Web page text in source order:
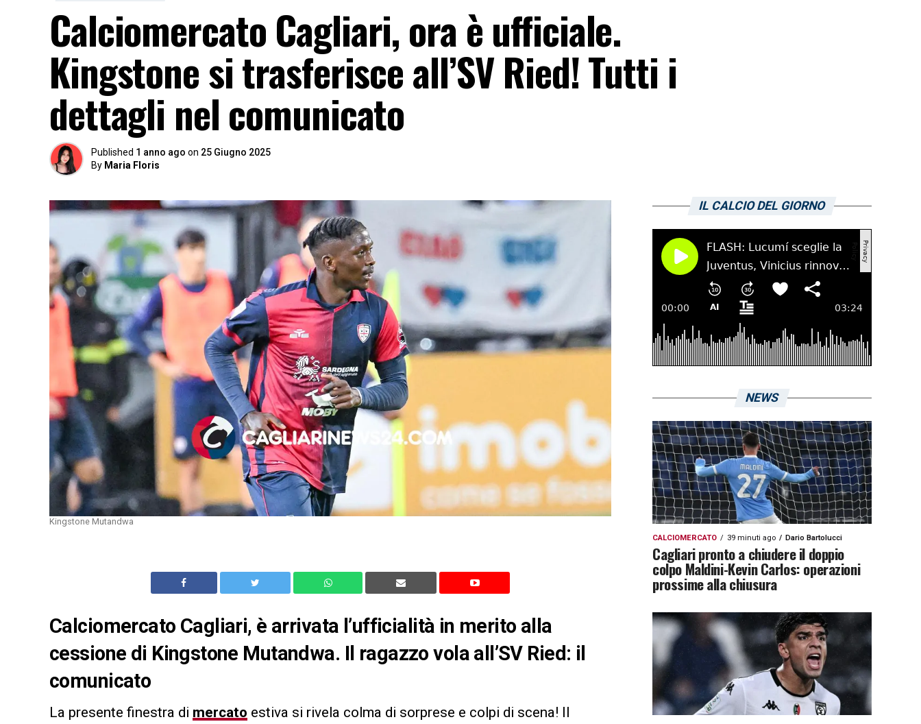
Calciomercato Cagliari, ora è ufficiale.
Kingstone si trasferisce all’SV Ried! Tutti i
dettagli nel comunicato
Published 1 anno ago on 25 Giugno 2025
By Maria Floris
Kingstone Mutandwa
Calciomercato Cagliari, è arrivata l’ufficialità in merito alla
cessione di Kingstone Mutandwa. Il ragazzo vola all’SV Ried: il
comunicato
La presente finestra di mercato estiva si rivela colma di sorprese e colpi di scena! Il
IL CALCIO DEL GIORNO
NEWS
CALCIOMERCATO 39 minuti ago Dario Bartolucci
Cagliari pronto a chiudere il doppio
colpo Maldini-Kevin Carlos: operazioni
prossime alla chiusura